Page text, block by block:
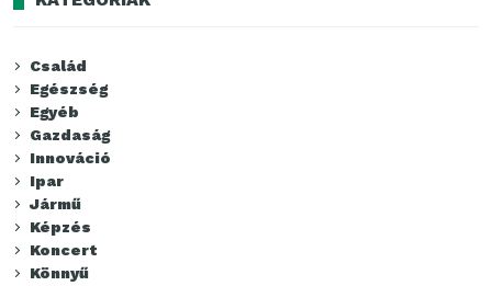
Család
Egészség
Egyéb
Gazdaság
Innováció
Ipar
Jármű
Képzés
Koncert
Könnyű